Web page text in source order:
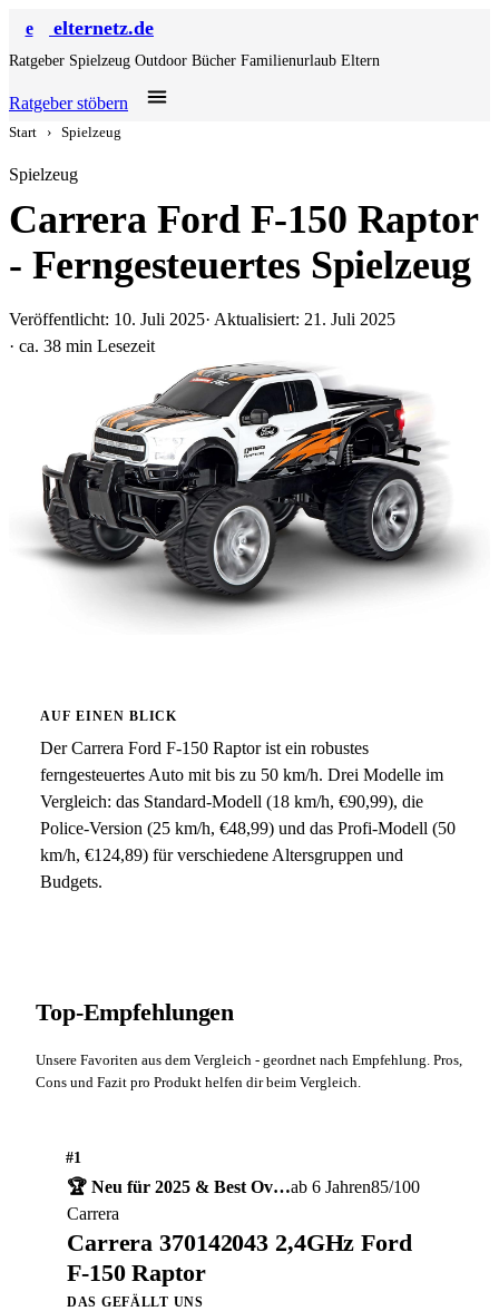
e elternetz.de
Ratgeber Spielzeug Outdoor Bücher Familienurlaub Eltern
Ratgeber stöbern
Start › Spielzeug
Spielzeug
Carrera Ford F-150 Raptor
- Ferngesteuertes Spielzeug
Veröffentlicht: 10. Juli 2025· Aktualisiert: 21. Juli 2025
· ca. 38 min Lesezeit
AUF EINEN BLICK
Der Carrera Ford F-150 Raptor ist ein robustes
ferngesteuertes Auto mit bis zu 50 km/h. Drei Modelle im
Vergleich: das Standard-Modell (18 km/h, €90,99), die
Police-Version (25 km/h, €48,99) und das Profi-Modell (50
km/h, €124,89) für verschiedene Altersgruppen und
Budgets.
Top-Empfehlungen
Unsere Favoriten aus dem Vergleich - geordnet nach Empfehlung. Pros,
Cons und Fazit pro Produkt helfen dir beim Vergleich.
#1
🏆 Neu für 2025 & Best Ov…ab 6 Jahren85/100
Carrera
Carrera 370142043 2,4GHz Ford
F-150 Raptor
DAS GEFÄLLT UNS